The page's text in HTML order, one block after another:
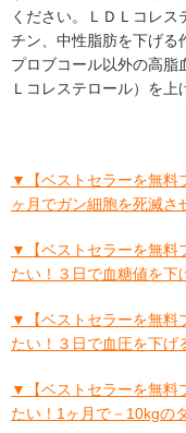
ください。ＬＤＬコレ
チン、中性脂肪を下げる
プロブコール以外の高脂
Ｌコレステロール）を上
▼【ベストセラーを無料
ヶ月でガン細胞を死滅さ
▼【ベストセラーを無料
たい！３日で血糖値を下
▼【ベストセラーを無料
たい！３日で血圧を下げ
▼【ベストセラーを無料
たい！1ヶ月で－10kgの